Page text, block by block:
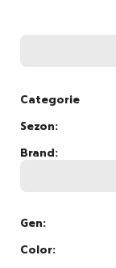
Categorie
Sezon:
Brand:
Gen:
Color: